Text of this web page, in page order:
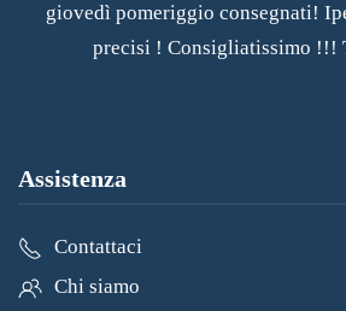
giovedì pomeriggio consegnati!
precisi ! Consigliatissimo
Assistenza
Contattaci
Chi siamo